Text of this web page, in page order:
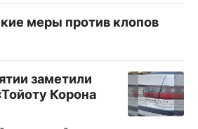
меры против клопов
заметили
Корона